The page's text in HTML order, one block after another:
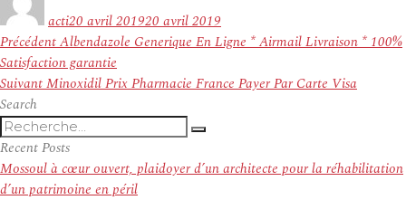
actile
20 avril 201920 avril 2019
Navigation
de
l’article
PrécédentArticle
précédent :
Albendazole Generique En Ligne * Airmail Livraison * 100%
Satisfaction garantie
SuivantArticle
Minoxidil Prix Pharmacie France Payer Par Carte Visa
Search
Recherche
pour
:
Recherche
Recent Posts
Mossoul à cœur ouvert, plaidoyer d’un architecte pour la réhabilitation
d’un patrimoine en péril